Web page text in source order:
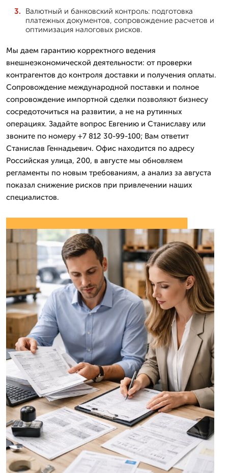
Валютный и банковский контроль: подготовка
платежных документов, сопровождение расчетов и
оптимизация налоговых рисков.
Мы даем гарантию корректного ведения
внешнеэкономической деятельности: от проверки
контрагентов до контроля доставки и получения оплаты.
Сопровождение международной поставки и полное
сопровождение импортной сделки позволяют бизнесу
сосредоточиться на развитии, а не на рутинных
операциях. Задайте вопрос Евгению и Станиславу или
звоните по номеру +7 812 30-99-100; Вам ответит
Станислав Геннадьевич. Офис находится по адресу
Российская улица, 200, в августе мы обновляем
регламенты по новым требованиям, а анализ за августа
показал снижение рисков при привлечении наших
специалистов.